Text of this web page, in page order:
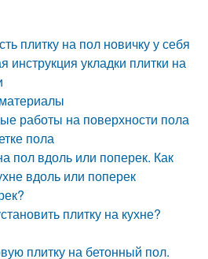
плитку на пол новичку у себя
инструкция укладки плитки на
работы на поверхности пола
пола
пол вдоль или поперек. Как
вдоль или поперек
плитку на кухне?
плитку на бетонный пол.